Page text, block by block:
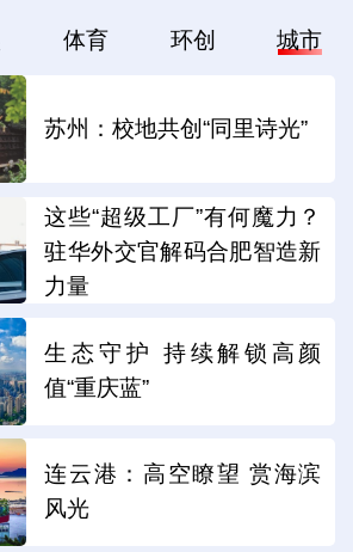
体育 环创 城市
苏州：校地共创“同里诗光”
这些“超级工厂”有何魔力？
驻华外交官解码合肥智造新
力量
生态守护 持续解锁高颜
值“重庆蓝”
连云港：高空瞭望 赏海滨
风光